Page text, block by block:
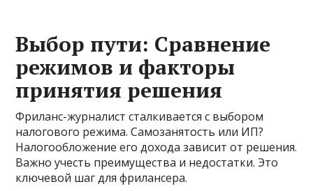
Выбор пути: Сравнение
режимов и факторы
принятия решения
Фриланс-журналист сталкивается с выбором
налогового режима. Самозанятость или ИП?
Налогообложение его дохода зависит от решения.
Важно учесть преимущества и недостатки. Это
ключевой шаг для фрилансера.